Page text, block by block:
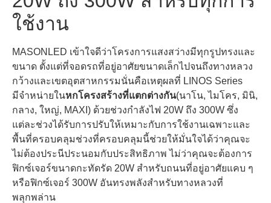
ใช้งาน
MASONLED เข้าใจดีว่าโครงการแสงสว่างมีทุกรูปทรงและ
ขนาด ตั้งแต่ที่จอดรถที่อยู่อาศัยขนาดเล็กไปจนถึงทางหลวง
กว้างและเขตอุตสาหกรรมนั่นคือเหตุผลที่ LINOS Series
มีจําหน่ายในหกโครงสร้างที่แตกต่างกัน(นาโน, ไมโคร, มินิ,
กลาง, ใหญ่, MAXI) ด้วยช่วงกําลังไฟ 20W ถึง 300W ซึ่ง
แต่ละช่วงได้รับการปรับให้เหมาะกับการใช้งานเฉพาะและ
พื้นที่ครอบคลุมช่วงที่ครอบคลุมนี้ช่วยให้มั่นใจได้ว่าคุณจะ
ไม่ต้องประนีประนอมกับประสิทธิภาพ ไม่ว่าคุณจะต้องการ
ฟิกซ์เจอร์ขนาดกะทัดรัด 20W สําหรับถนนที่อยู่อาศัยแคบ ๆ
หรือฟิกซ์เจอร์ 300W อันทรงพลังสําหรับทางหลวงที่
พลุกพล่าน